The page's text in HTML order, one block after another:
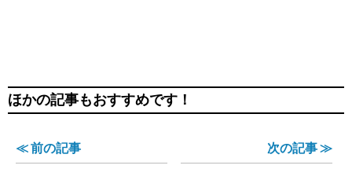
ほかの記事もおすすめです！
≪ 前の記事 次の記事 ≫